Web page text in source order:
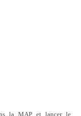
la MAP et lancer le